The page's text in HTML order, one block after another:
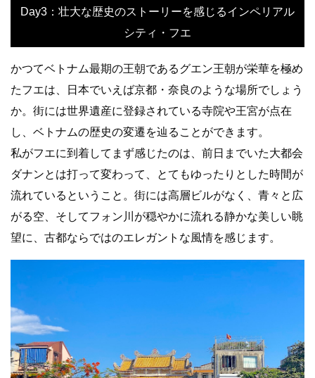
Day3：壮大な歴史のストーリーを感じるインペリアル
シティ・フエ
かつてベトナム最期の王朝であるグエン王朝が栄華を極め
たフエは、日本でいえば京都・奈良のような場所でしょう
か。街には世界遺産に登録されている寺院や王宮が点在
し、ベトナムの歴史の変遷を辿ることができます。
私がフエに到着してまず感じたのは、前日までいた大都会
ダナンとは打って変わって、とてもゆったりとした時間が
流れているということ。街には高層ビルがなく、青々と広
がる空、そしてフォン川が穏やかに流れる静かな美しい眺
望に、古都ならではのエレガントな風情を感じます。